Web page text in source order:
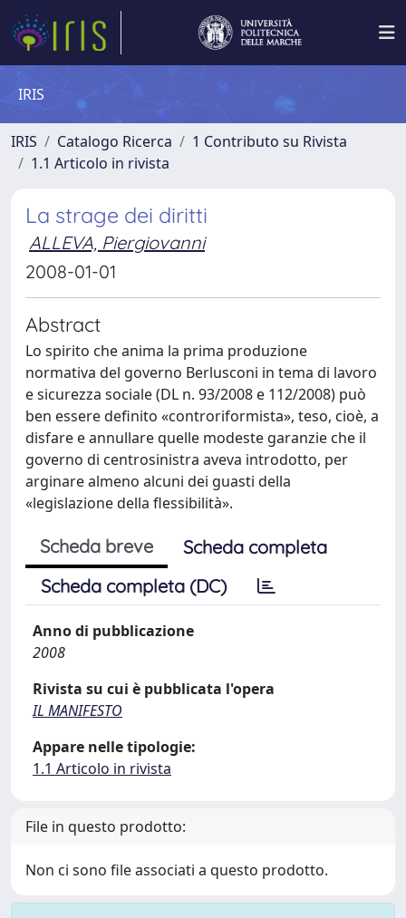
IRIS
IRIS Catalogo Ricerca
1 Contributo su Rivista
1.1 Articolo in rivista
La strage dei diritti
ALLEVA, Piergiovanni
2008-01-01
Abstract
Lo spirito che anima la prima produzione
normativa del governo Berlusconi in tema di lavoro
e sicurezza sociale (DL n. 93/2008 e 112/2008) può
ben essere definito «controriformista», teso, cioè, a
disfare e annullare quelle modeste garanzie che il
governo di centrosinistra aveva introdotto, per
arginare almeno alcuni dei guasti della
«legislazione della flessibilità».
Scheda breve
Scheda completa
Scheda completa (DC)
Anno di pubblicazione
2008
Rivista su cui è pubblicata l'opera
IL MANIFESTO
Appare nelle tipologie:
1.1 Articolo in rivista
File in questo prodotto:
Non ci sono file associati a questo prodotto.